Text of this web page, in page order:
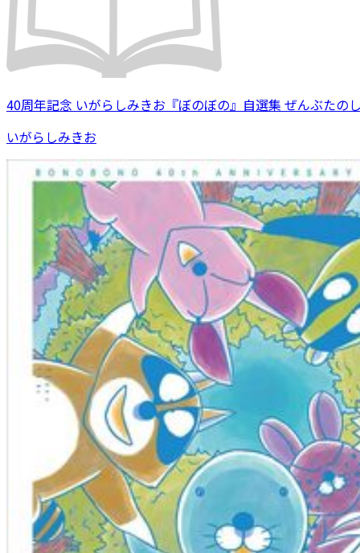
40周年記念 いがらしみきお『ぼのぼの』自選集 ぜんぶたの
いがらしみきお